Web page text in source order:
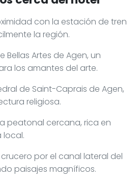
con la estación de tren
la región.
Bellas Artes de Agen, un
los amantes del arte.
de Saint-Caprais de Agen,
religiosa.
peatonal cercana, rica en
local.
por el canal lateral del
paisajes magníficos.